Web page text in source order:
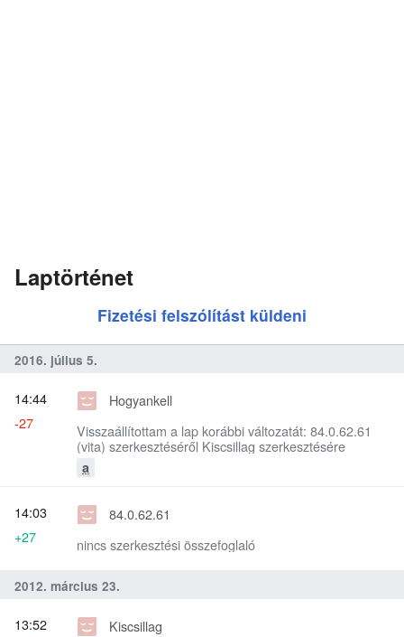
Laptörténet
Fizetési felszólítást küldeni
2016. július 5.
Hogyankell
Visszaállítottam a lap korábbi változatát: 84.0.62.61
(vita) szerkesztéséről Kiscsillag szerkesztésére
a
14:44
-27
84.0.62.61
nincs szerkesztési összefoglaló
14:03
+27
2012. március 23.
Kiscsillag
13:52